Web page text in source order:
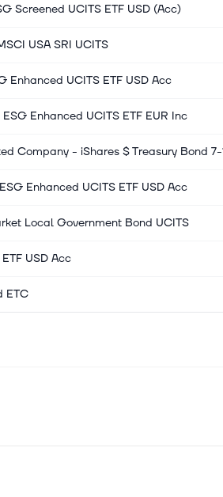
Screened UCITS ETF USD (Acc)
USA SRI UCITS
Enhanced UCITS ETF USD Acc
Enhanced UCITS ETF EUR Inc
Company - iShares $ Treasury Bond 7-
Enhanced UCITS ETF USD Acc
Local Government Bond UCITS
USD Acc
ETC